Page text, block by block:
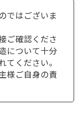
ではございま
ご確認くださ
について十分
てください。
様ご自身の責